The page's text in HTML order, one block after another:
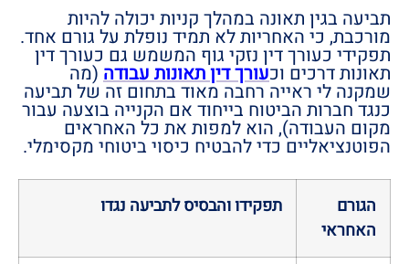
תביעה בגין תאונה במהלך קניות יכולה להיות
מורכבת, כי האחריות לא תמיד נופלת על גורם אחד.
תפקידי כעורך דין נזקי גוף המשמש גם כעורך דין
תאונות דרכים וכעורך דין תאונות עבודה (מה
שמקנה לי ראייה רחבה מאוד בתחום זה של תביעה
כנגד חברות הביטוח בייחוד אם הקנייה בוצעה עבור
מקום העבודה), הוא למפות את כל האחראים
הפוטנציאליים כדי להבטיח כיסוי ביטוחי מקסימלי.
הגורם
האחראי
תפקידו והבסיס לתביעה נגדו